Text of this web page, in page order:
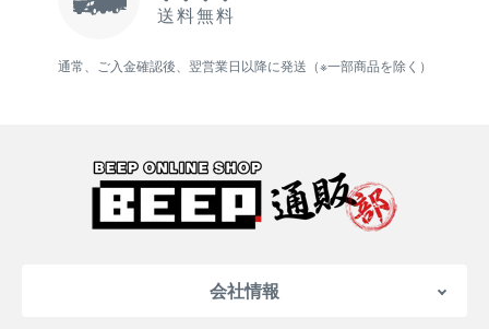
送料無料
通常、ご入金確認後、翌営業日以降に発送（※一部商品を除く）
会社情報